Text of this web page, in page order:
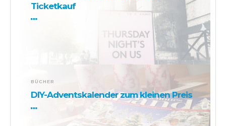
Ticketkauf
BÜCHER
DIY-Adventskalender zum kleinen Preis